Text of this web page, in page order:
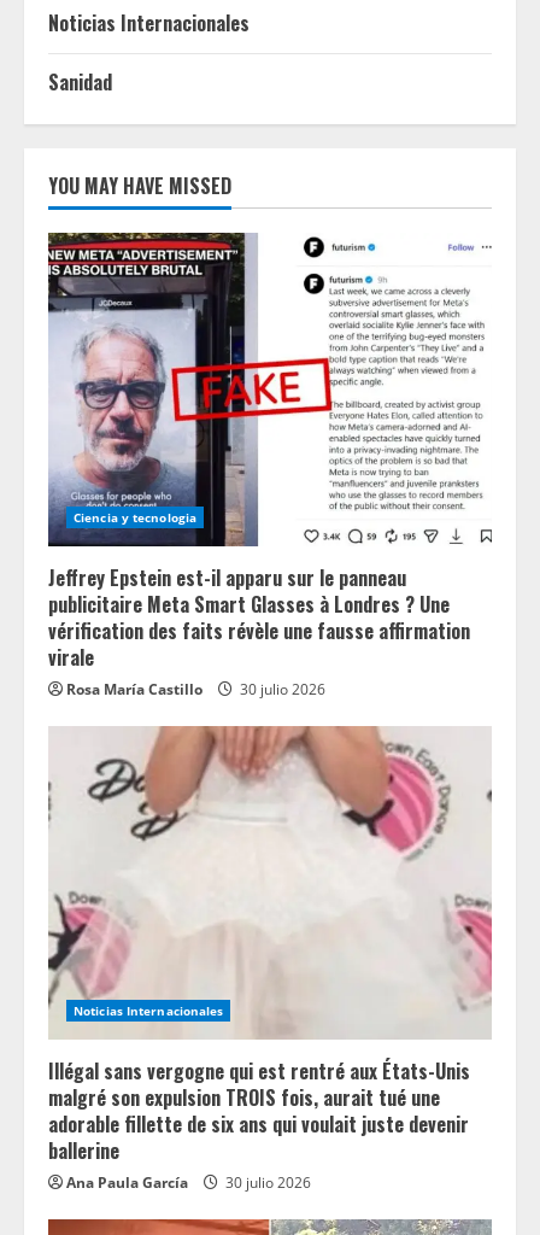
Noticias Internacionales
Sanidad
YOU MAY HAVE MISSED
Ciencia y tecnologia
Jeffrey Epstein est-il apparu sur le panneau
publicitaire Meta Smart Glasses à Londres ? Une
vérification des faits révèle une fausse affirmation
virale
Rosa María Castillo 30 julio 2026
Noticias Internacionales
Illégal sans vergogne qui est rentré aux États-Unis
malgré son expulsion TROIS fois, aurait tué une
adorable fillette de six ans qui voulait juste devenir
ballerine
Ana Paula García 30 julio 2026